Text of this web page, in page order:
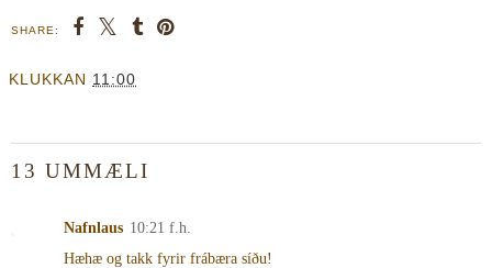
SHARE:
KLUKKAN 11:00
13 UMMÆLI
Nafnlaus 10:21 f.h.
Hæhæ og takk fyrir frábæra síðu!